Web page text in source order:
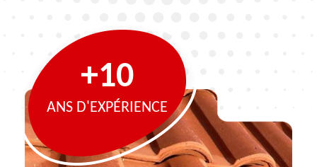
+10
ANS D'EXPÉRIENCE